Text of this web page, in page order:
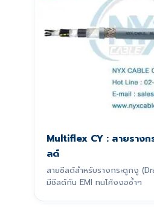
Multiflex CY : สายรางก
ลด์
สายชีลด์สำหรับรางกระดูกงู
มีชีลด์กัน EMI ทนโค้งงอซ้ำๆ